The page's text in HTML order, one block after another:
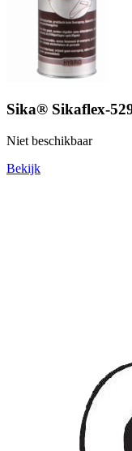
Sika® Sikaflex-
Niet beschikbaar
Bekijk